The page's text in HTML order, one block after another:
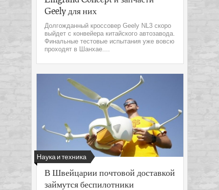
Geely для них
Долгожданный кроссовер Geely NL3 скоро
выйдет с конвейера китайского автозавода.
Финальные тестовые испытания уже вовсю
проходят в Шанхае....
Наука и техника
В Швейцарии почтовой доставкой
займутся беспилотники